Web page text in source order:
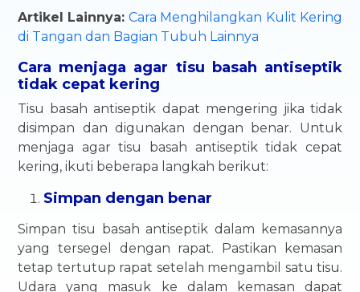
Artikel Lainnya: Cara Menghilangkan Kulit Kering
di Tangan dan Bagian Tubuh Lainnya
Cara menjaga agar tisu basah antiseptik
tidak cepat kering
Tisu basah antiseptik dapat mengering jika tidak
disimpan dan digunakan dengan benar. Untuk
menjaga agar tisu basah antiseptik tidak cepat
kering, ikuti beberapa langkah berikut:
Simpan dengan benar
Simpan tisu basah antiseptik dalam kemasannya
yang tersegel dengan rapat. Pastikan kemasan
tetap tertutup rapat setelah mengambil satu tisu.
Udara yang masuk ke dalam kemasan dapat